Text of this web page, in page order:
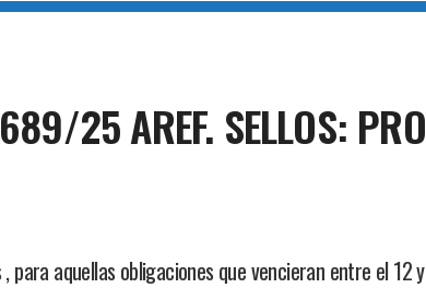
25 AREF. SELLOS:
para aquellas obligaciones que vencieran entre el 12